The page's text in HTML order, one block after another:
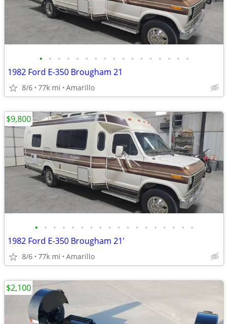
• • • • • • • • • • • • • • • • •
1982 Ford E-350 Brougham 21
8/6 77k mi Amarillo
• • • • • • • • • • • • • • • • • •
1982 Ford E-350 Brougham 21'
8/6 77k mi Amarillo
$9,800
$2,100